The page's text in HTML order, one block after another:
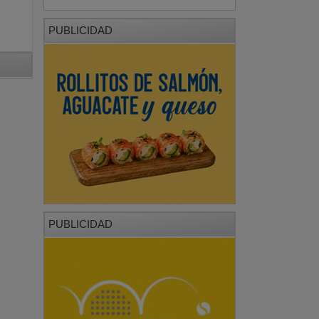
PUBLICIDAD
PUBLICIDAD